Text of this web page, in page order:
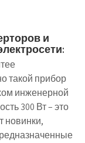
и
такой прибор
инженерной
300 Вт – это
новинки,